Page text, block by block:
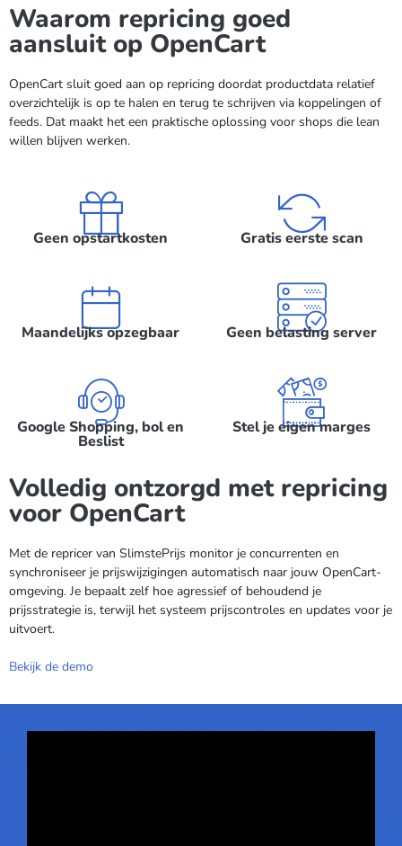
Waarom repricing goed
aansluit op OpenCart
OpenCart sluit goed aan op repricing doordat productdata relatief
overzichtelijk is op te halen en terug te schrijven via koppelingen of
feeds. Dat maakt het een praktische oplossing voor shops die lean
willen blijven werken.
Geen opstartkosten Gratis eerste scan
Maandelijks opzegbaar Geen belasting server
Google Shopping, bol en
Beslist
Stel je eigen marges
Volledig ontzorgd met repricing
voor OpenCart
Met de repricer van SlimstePrijs monitor je concurrenten en
synchroniseer je prijswijzigingen automatisch naar jouw OpenCart-
omgeving. Je bepaalt zelf hoe agressief of behoudend je
prijsstrategie is, terwijl het systeem prijscontroles en updates voor je
uitvoert.
Bekijk de demo